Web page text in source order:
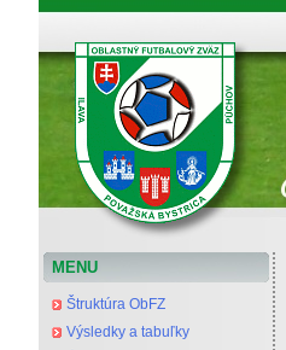
MENU
Štruktúra ObFZ
Výsledky a tabuľky